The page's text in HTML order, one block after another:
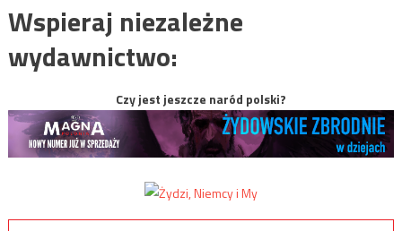
Wspieraj niezależne
wydawnictwo:
Czy jest jeszcze naród polski?